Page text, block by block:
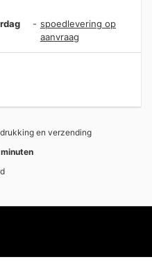
- spoedlevering op
aanvraag
en verzending